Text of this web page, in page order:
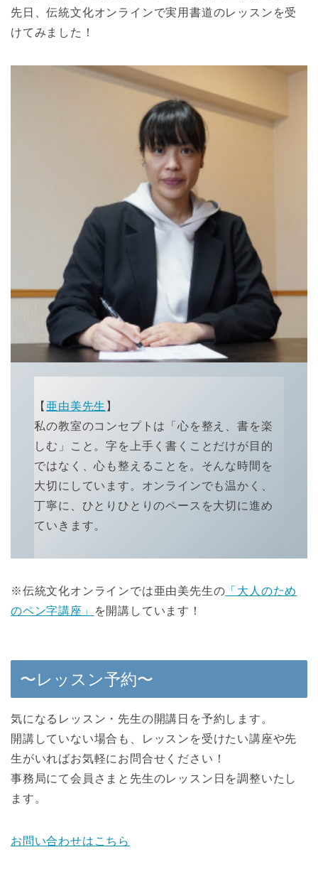
先日、伝統文化オンラインで実用書道のレッスンを受
けてみました！
【 亜由美先生 】
私の教室のコンセプトは「心を整え、書を楽
しむ」こと。字を上手く書くことだけが目的
ではなく、心も整えることを。そんな時間を
大切にしています。オンラインでも温かく、
丁寧に、ひとりひとりのペースを大切に進め
ていきます。
※伝統文化オンラインでは亜由美先生の 「大人のため
のペン字講座」
を開講しています！
〜レッスン予約〜
気になるレッスン・先生の開講日を予約します。
開講していない場合も、レッスンを受けたい講座や先
生がいればお気軽にお問合せください！
事務局にて会員さまと先生のレッスン日を調整いたし
ます。
お問い合わせはこちら